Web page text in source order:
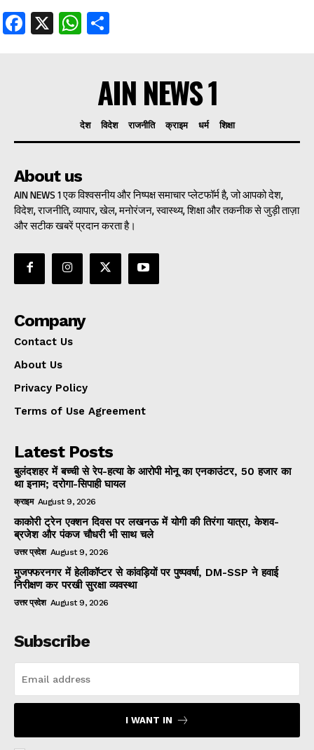
Facebook
X WhatsApp
AIN NEWS 1
देश विदेश राजनीति क्राइम धर्म शिक्षा
About us
AIN NEWS 1 एक विश्वसनीय और निष्पक्ष समाचार प्लेटफॉर्म है, जो आपको देश,
विदेश, राजनीति, व्यापार, खेल, मनोरंजन, स्वास्थ्य, शिक्षा और तकनीक से जुड़ी ताज़ा
और सटीक खबरें प्रदान करता है।
Company
Contact Us
About Us
Privacy Policy
Terms of Use Agreement
Latest Posts
बुलंदशहर में बच्ची से रेप-हत्या के आरोपी मोनू का एनकाउंटर, 50 हजार का
था इनाम; दरोगा-सिपाही घायल
क्राइम August 9, 2026
काकोरी ट्रेन एक्शन दिवस पर लखनऊ में योगी की तिरंगा यात्रा, केशव-
ब्रजेश और पंकज चौधरी भी साथ चले
उत्तर प्रदेश August 9, 2026
मुजफ्फरनगर में हेलीकॉप्टर से कांवड़ियों पर पुष्पवर्षा, DM-SSP ने हवाई
निरीक्षण कर परखी सुरक्षा व्यवस्था
उत्तर प्रदेश August 9, 2026
Subscribe
I WANT IN